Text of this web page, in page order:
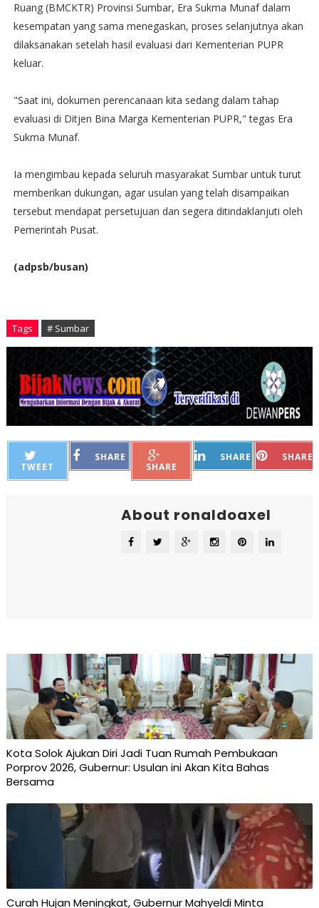
Ruang (BMCKTR) Provinsi Sumbar, Era Sukma Munaf dalam
kesempatan yang sama menegaskan, proses selanjutnya akan
dilaksanakan setelah hasil evaluasi dari Kementerian PUPR
keluar.
"Saat ini, dokumen perencanaan kita sedang dalam tahap
evaluasi di Ditjen Bina Marga Kementerian PUPR," tegas Era
Sukma Munaf.
Ia mengimbau kepada seluruh masyarakat Sumbar untuk turut
memberikan dukungan, agar usulan yang telah disampaikan
tersebut mendapat persetujuan dan segera ditindaklanjuti oleh
Pemerintah Pusat.
(adpsb/busan)
Tags # Sumbar
TWEET
SHARE
SHARE
SHARE SHARE
About ronaldoaxel
Kota Solok Ajukan Diri Jadi Tuan Rumah Pembukaan
Porprov 2026, Gubernur: Usulan ini Akan Kita Bahas
Bersama
Curah Hujan Meningkat, Gubernur Mahyeldi Minta